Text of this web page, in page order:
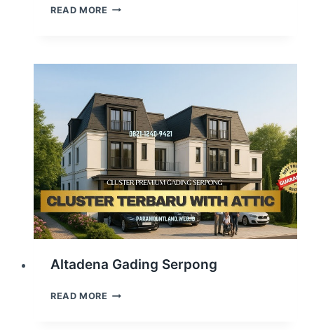
READ MORE RUKO
Altadena Gading Serpong
READ MORE ALTADENA